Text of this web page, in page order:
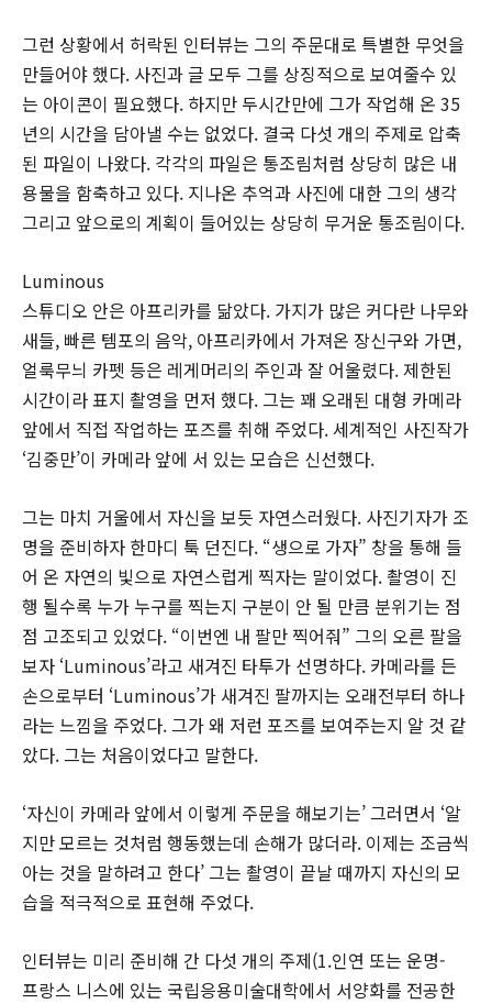
그런 상황에서 허락된 인터뷰는 그의 주문대로 특별한 무엇을
만들어야 했다. 사진과 글 모두 그를 상징적으로 보여줄수 있
는 아이콘이 필요했다. 하지만 두시간만에 그가 작업해 온 35
년의 시간을 담아낼 수는 없었다. 결국 다섯 개의 주제로 압축
된 파일이 나왔다. 각각의 파일은 통조림처럼 상당히 많은 내
용물을 함축하고 있다. 지나온 추억과 사진에 대한 그의 생각
그리고 앞으로의 계획이 들어있는 상당히 무거운 통조림이다.
Luminous
스튜디오 안은 아프리카를 닮았다. 가지가 많은 커다란 나무와
새들, 빠른 템포의 음악, 아프리카에서 가져온 장신구와 가면,
얼룩무늬 카펫 등은 레게머리의 주인과 잘 어울렸다. 제한된
시간이라 표지 촬영을 먼저 했다. 그는 꽤 오래된 대형 카메라
앞에서 직접 작업하는 포즈를 취해 주었다. 세계적인 사진작가
‘김중만’이 카메라 앞에 서 있는 모습은 신선했다.
그는 마치 거울에서 자신을 보듯 자연스러웠다. 사진기자가 조
명을 준비하자 한마디 툭 던진다. “생으로 가자” 창을 통해 들
어 온 자연의 빛으로 자연스럽게 찍자는 말이었다. 촬영이 진
행 될수록 누가 누구를 찍는지 구분이 안 될 만큼 분위기는 점
점 고조되고 있었다. “이번엔 내 팔만 찍어줘” 그의 오른 팔을
보자 ‘Luminous’라고 새겨진 타투가 선명하다. 카메라를 든
손으로부터 ‘Luminous’가 새겨진 팔까지는 오래전부터 하나
라는 느낌을 주었다. 그가 왜 저런 포즈를 보여주는지 알 것 같
았다. 그는 처음이었다고 말한다.
‘자신이 카메라 앞에서 이렇게 주문을 해보기는’ 그러면서 ‘알
지만 모르는 것처럼 행동했는데 손해가 많더라. 이제는 조금씩
아는 것을 말하려고 한다’ 그는 촬영이 끝날 때까지 자신의 모
습을 적극적으로 표현해 주었다.
인터뷰는 미리 준비해 간 다섯 개의 주제(1.인연 또는 운명-
프랑스 니스에 있는 국립응용미술대학에서 서양화를 전공한